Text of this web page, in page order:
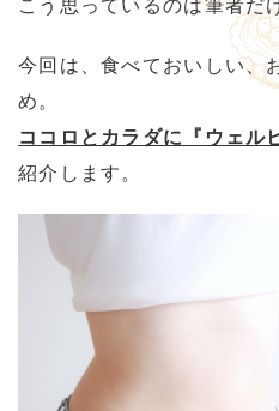
今回は、食べておいしい、
め。
ココロとカラダに『ウェル
紹介します。